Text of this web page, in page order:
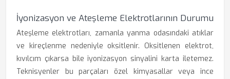
İyonizasyon ve Ateşleme Elektrotlarının Durumu
Ateşleme elektrotları, zamanla yanma odasındaki atıklar
ve kireçlenme nedeniyle oksitlenir. Oksitlenen elektrot,
kıvılcım çıkarsa bile iyonizasyon sinyalini karta iletemez.
Teknisyenler bu parçaları özel kimyasallar veya ince